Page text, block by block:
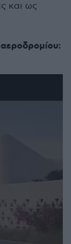
και ως